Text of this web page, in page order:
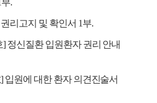
권리고지 및 확인서 1부.
]정신질환 입원환자 권리 안내
]입원에 대한 환자 의견진술서